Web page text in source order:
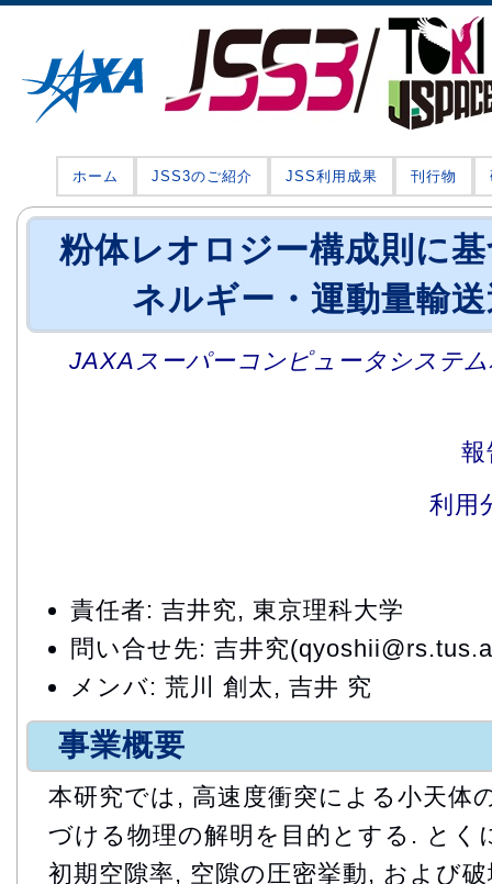
ホーム JSS3のご紹介 JSS利用成果 刊行物
粉体レオロジー構成則に
ネルギー・運動量輸
JAXAスーパーコンピュータシステ
報
利用
責任者: 吉井究, 東京理科大学
問い合せ先: 吉井究
メンバ: 荒川 創太, 吉井 究
事業概要
本研究では, 高速度衝突による小天体
づける物理の解明を目的とする. とく
初期空隙率, 空隙の圧密挙動, および